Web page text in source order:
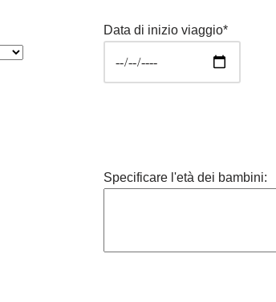
Data di inizio viaggio*
Specificare l'età dei bambini: